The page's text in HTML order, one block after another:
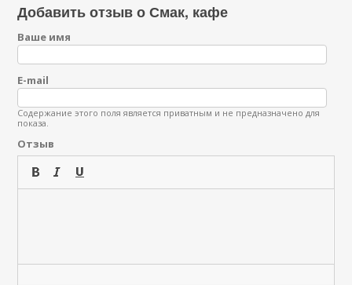
Добавить отзыв о Смак, кафе
Ваше имя
E-mail
Содержание этого поля является приватным и не предназначено для
показа.
Отзыв